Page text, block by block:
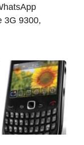
3G 9300,